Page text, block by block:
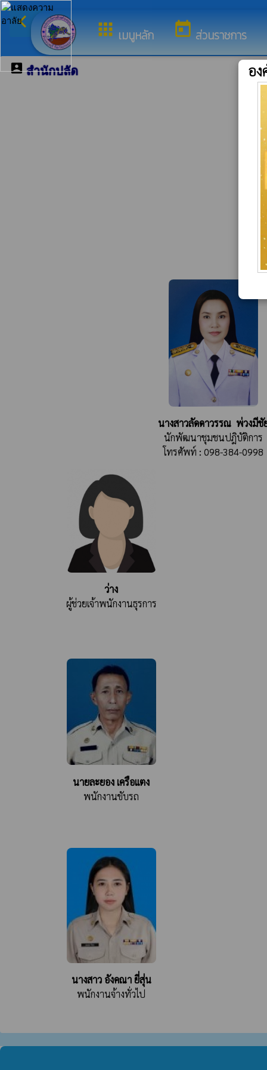
appsเมนูหลัก todayส่วนราชการ
arrow_back_ios กลับเมนูหลัก ยินดีต้อนรับสู่เว็บไซต์
account_boxสำนักปลัด
นางสาวลัดดาวรรณ พ่วงมีชั
นักพัฒนาชุมชนปฎิบัติการ
โทรศัพท์ : 098-384-0998
ว่าง
ผู้ช่วยเจ้าพนักงานธุรการ
นายละยอง เครือแตง
พนักงานขับรถ
นางสาว อังคณา ยี่สุ่น
พนักงานจ้างทั่วไป
อ